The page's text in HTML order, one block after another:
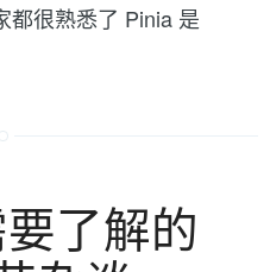
都很熟悉了 Pinia 是
了解的